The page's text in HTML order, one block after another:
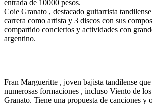
entrada de 10000 pesos.
Coie Granato , destacado guitarrista
carrera como artista y 3 discos con sus
compartido conciertos y actividades con
argentino.
Fran Margueritte , joven bajista tandilense
numerosas formaciones , incluso Viento de
Granato. Tiene una propuesta de canciones y